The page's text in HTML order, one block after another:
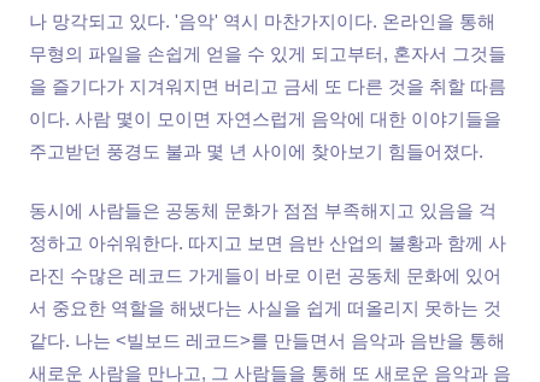
나 망각되고 있다. '음악' 역시 마찬가지이다. 온라인을 통해
무형의 파일을 손쉽게 얻을 수 있게 되고부터, 혼자서 그것들
을 즐기다가 지겨워지면 버리고 금세 또 다른 것을 취할 따름
이다. 사람 몇이 모이면 자연스럽게 음악에 대한 이야기들을
주고받던 풍경도 불과 몇 년 사이에 찾아보기 힘들어졌다.
동시에 사람들은 공동체 문화가 점점 부족해지고 있음을 걱
정하고 아쉬워한다. 따지고 보면 음반 산업의 불황과 함께 사
라진 수많은 레코드 가게들이 바로 이런 공동체 문화에 있어
서 중요한 역할을 해냈다는 사실을 쉽게 떠올리지 못하는 것
같다. 나는 <빌보드 레코드>를 만들면서 음악과 음반을 통해
새로운 사람을 만나고, 그 사람들을 통해 또 새로운 음악과 음